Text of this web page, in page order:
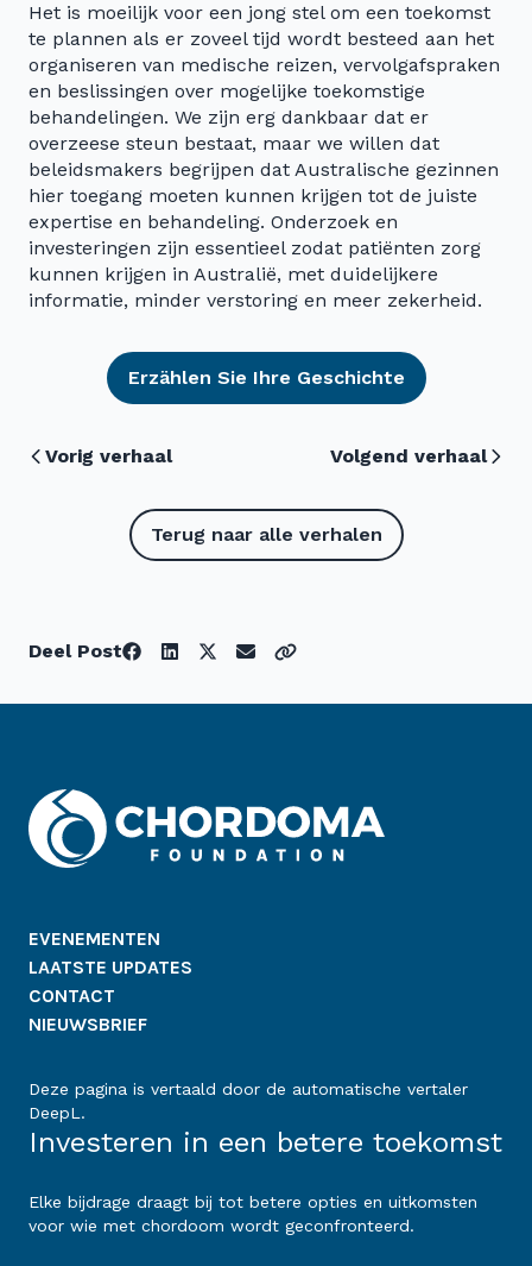
Het is moeilijk voor een jong stel om een toekomst
te plannen als er zoveel tijd wordt besteed aan het
organiseren van medische reizen, vervolgafspraken
en beslissingen over mogelijke toekomstige
behandelingen. We zijn erg dankbaar dat er
overzeese steun bestaat, maar we willen dat
beleidsmakers begrijpen dat Australische gezinnen
hier toegang moeten kunnen krijgen tot de juiste
expertise en behandeling. Onderzoek en
investeringen zijn essentieel zodat patiënten zorg
kunnen krijgen in Australië, met duidelijkere
informatie, minder verstoring en meer zekerheid.
Erzählen Sie Ihre Geschichte
Vorig verhaal Volgend verhaal
Terug naar alle verhalen
Deel Post
EVENEMENTEN
LAATSTE UPDATES
CONTACT
NIEUWSBRIEF
Deze pagina is vertaald door de automatische vertaler
DeepL.
Investeren in een betere toekomst
Elke bijdrage draagt bij tot betere opties en uitkomsten
voor wie met chordoom wordt geconfronteerd.